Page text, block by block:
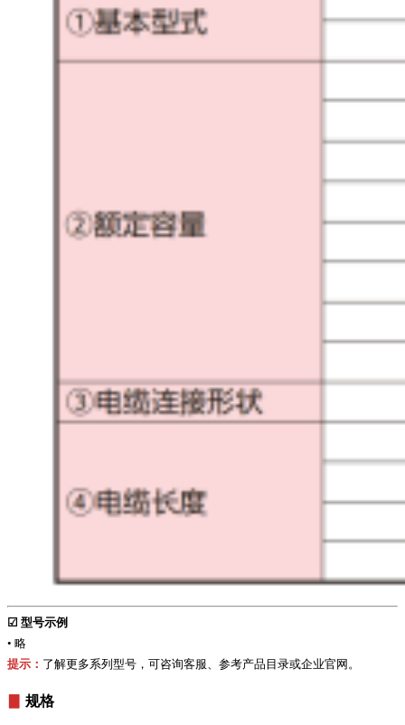
☑ 型号示例
• 略
提示： 了解更多系列型号，可咨询客服、参考产品目录或企业官网。
规格